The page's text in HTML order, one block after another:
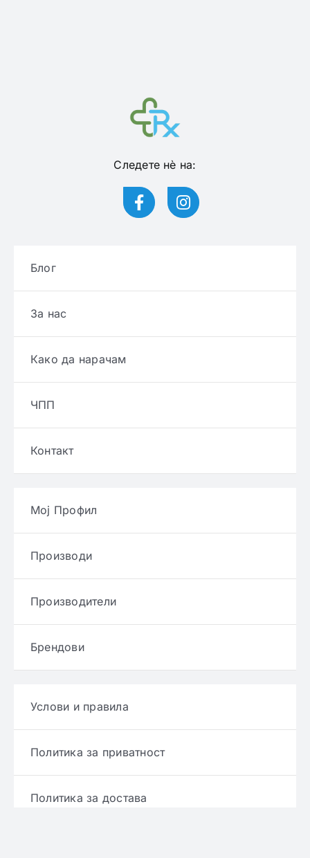
Следете нѐ на:
Блог
За нас
Како да нарачам
ЧПП
Контакт
Мој Профил
Производи
Производители
Брендови
Услови и правила
Политика за приватност
Политика за достава